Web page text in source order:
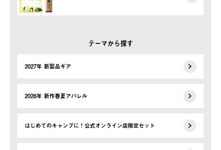
テーマから探す
2027年 新製品ギア
2026年 新作春夏アパレル
はじめてのキャンプに！公式オンライン店限定セット